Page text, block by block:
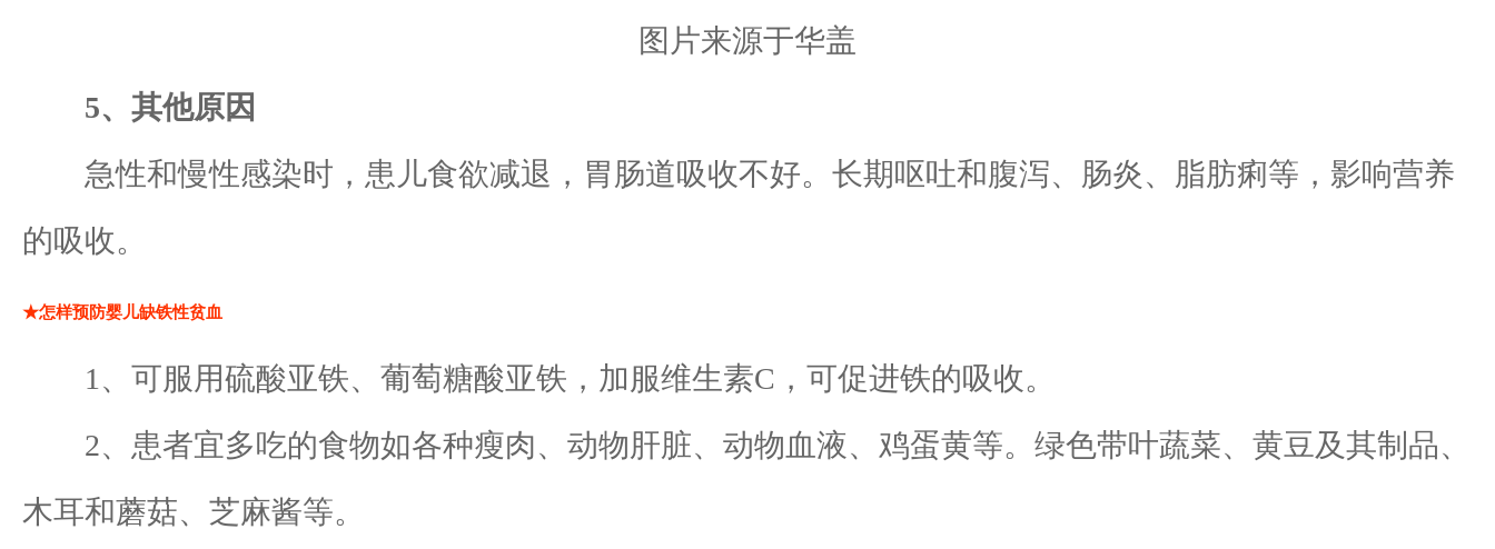
图片来源于华盖
5、其他原因
急性和慢性感染时，患儿食欲减退，胃肠道吸收不好。长期呕吐和腹泻、肠炎、脂肪痢等，影响营养
的吸收。
★怎样预防婴儿缺铁性贫血
1、可服用硫酸亚铁、葡萄糖酸亚铁，加服维生素C，可促进铁的吸收。
2、患者宜多吃的食物如各种瘦肉、动物肝脏、动物血液、鸡蛋黄等。绿色带叶蔬菜、黄豆及其制品、
木耳和蘑菇、芝麻酱等。